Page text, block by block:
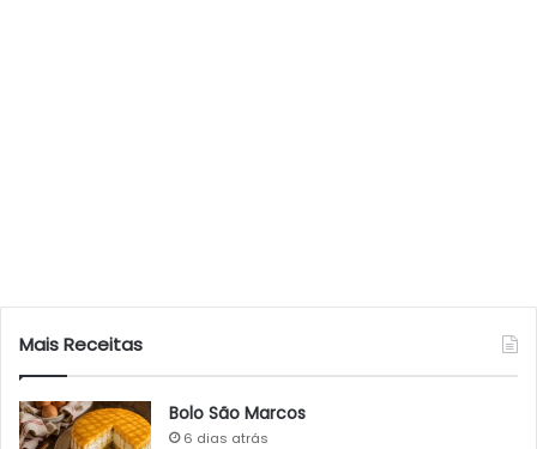
Mais Receitas
Bolo São Marcos
6 dias atrás